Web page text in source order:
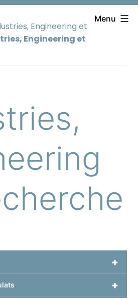
Menu
Engineering et
Engineering et
+
+